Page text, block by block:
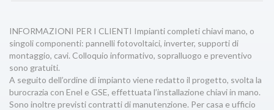
INFORMAZIONI PER I CLIENTI Impianti completi chiavi mano, o
singoli componenti: pannelli fotovoltaici, inverter, supporti di
montaggio, cavi. Colloquio informativo, sopralluogo e preventivo
sono gratuiti.
A seguito dell’ordine di impianto viene redatto il progetto, svolta la
burocrazia con Enel e GSE, effettuata l’installazione chiavi in mano.
Sono inoltre previsti contratti di manutenzione. Per casa e ufficio